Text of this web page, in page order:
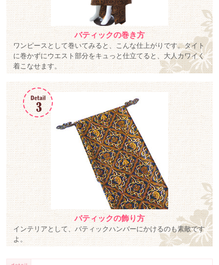
バティックの巻き方
ワンピースとして巻いてみると、こんな仕上がりです。タイト
に巻かずにウエスト部分をキュっと仕立てると、大人カワイく
着こなせます。
バティックの飾り方
インテリアとして、バティックハンバーにかけるのも素敵です
よ。